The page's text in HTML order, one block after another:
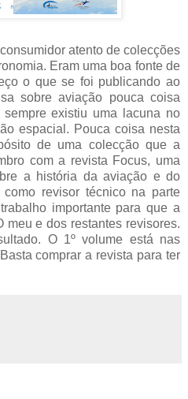
atento de colecções
Eram uma boa fonte de
o que se foi publicando ao
sobre aviação pouca coisa
sempre existiu uma lacuna no
espacial. Pouca coisa nesta
de uma colecção que a
com a revista Focus, uma
a história da aviação e do
revisor técnico na parte
importante para que a
meu e dos restantes revisores.
O 1º volume está nas
comprar a revista para ter